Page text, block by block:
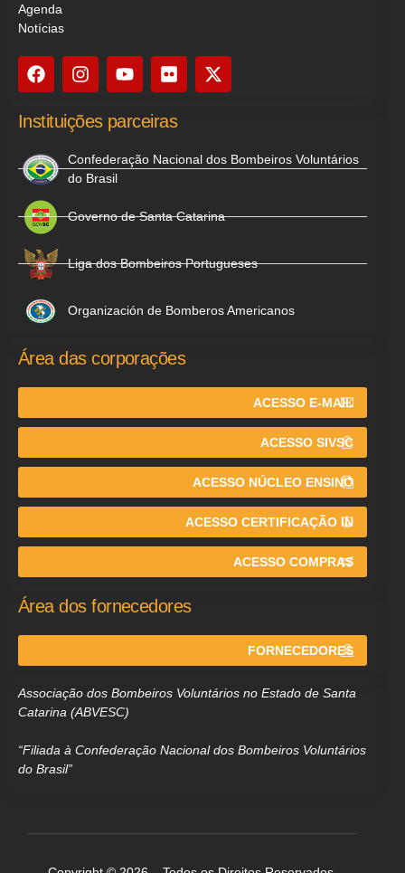
Agenda
Notícias
Instituições parceiras
Confederação Nacional dos Bombeiros Voluntários
do Brasil
Governo de Santa Catarina
Liga dos Bombeiros Portugueses
Organización de Bomberos Americanos
Área das corporações
ACESSO E-MAIL
ACESSO SIVSC
ACESSO NÚCLEO ENSINO
ACESSO CERTIFICAÇÃO IN
ACESSO COMPRAS
Área dos fornecedores
FORNECEDORES
Associação dos Bombeiros Voluntários no Estado de Santa
Catarina (ABVESC)
“Filiada à Confederação Nacional dos Bombeiros Voluntários
do Brasil”